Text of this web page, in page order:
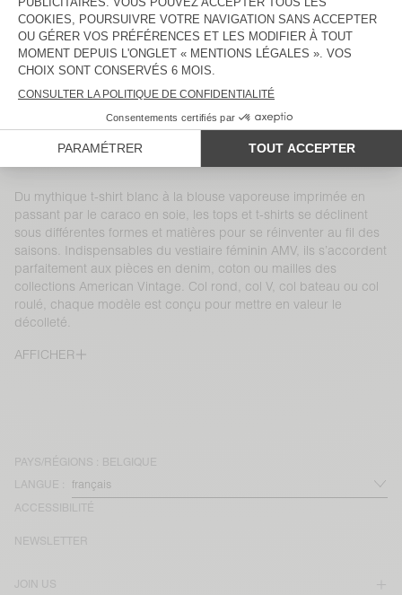
T-SHIRT HOMME BYSAPICK
50 €
35 €
T-SHIRT HOMME FAZY
65 €
45,50 €
T-SHIRT HOMME BOBYPARK
85 €
59,50 €
T-SHIRT HOMME PYMAZ
65 €
T-SHIRT HOMME FIZVALLEY
38,50 €
INDISPONIBLE
38,50 €
Du mythique t-shirt blanc à la blouse vaporeuse imprimée en
passant par le caraco en soie, les tops et t-shirts se déclinent
sous différentes formes et matières pour se réinventer au fil des
saisons. Indispensables du vestiaire féminin AMV, ils s’accordent
parfaitement aux pièces en denim, coton ou mailles des
collections American Vintage. Col rond, col V, col bateau ou col
roulé, chaque modèle est conçu pour mettre en valeur le
décolleté.
AFFICHER
PAYS/RÉGIONS : BELGIQUE
LANGUE :
ACCESSIBILITÉ
JOIN US
NEWSLETTER